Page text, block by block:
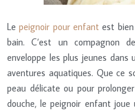
Lepeignoir pour enfantest
bain. C’est un compagnon
enveloppe les plus jeunes dans
aventures aquatiques. Que ce
peau délicate ou pour
douche, le peignoir enfant